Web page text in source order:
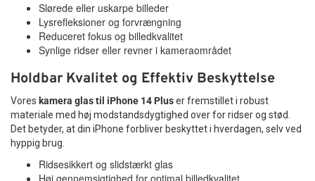
Slørede eller uskarpe billeder
Lysrefleksioner og forvrængning
Reduceret fokus og billedkvalitet
Synlige ridser eller revner i kameraområdet
Holdbar Kvalitet og Effektiv Beskyttelse
Vores kamera glas til iPhone 14 Pluser fremstillet i robust
materiale med høj modstandsdygtighed over for ridser og stød.
Det betyder, at din iPhone forbliver beskyttet i hverdagen, selv ved
hyppig brug.
Ridsesikkert og slidstærkt glas